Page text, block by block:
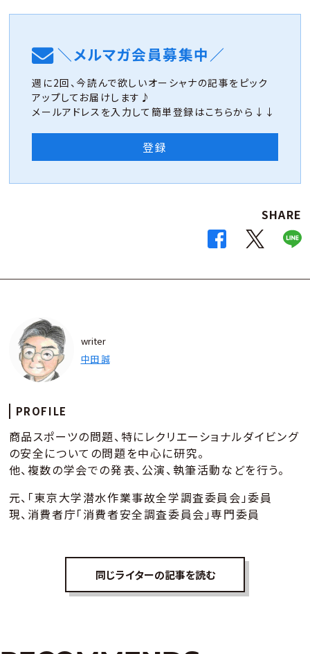
＼メルマガ会員募集中／
週に2回、今読んで欲しいオーシャナの記事をピック
アップしてお届けします♪
メールアドレスを入力して簡単登録はこちらから↓↓
登録
SHARE
writer
中田 誠
PROFILE
商品スポーツの問題、特にレクリエーショナルダイビング
の安全についての問題を中心に研究。
他、複数の学会での発表、公演、執筆活動などを行う。
元、「東京大学潜水作業事故全学調査委員会」委員
現、消費者庁「消費者安全調査委員会」専門委員
同じライターの記事を読む